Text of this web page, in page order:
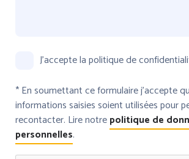
J’accepte la politique de
* En soumettant ce formulaire j’accepte
informations saisies soient utilisées pour
recontacter. Lire notrepolitique de
personnelles.